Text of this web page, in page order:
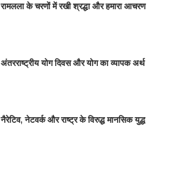
रामलला के चरणों में रखी श्रद्धा और हमारा आचरण
अंतरराष्ट्रीय योग दिवस और योग का व्यापक अर्थ
नैरेटिव, नेटवर्क और राष्ट्र के विरुद्ध मानसिक युद्ध